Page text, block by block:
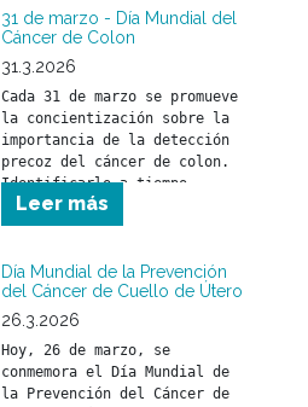
31 de marzo - Día Mundial del
Cáncer de Colon
31.3.2026
Cada 31 de marzo se promueve
la concientización sobre la
importancia de la detección
precoz del cáncer de colon.
Identificarlo a tiempo
permite iniciar un
tratamiento oportuno y
salud.
Leer más
Día Mundial de la Prevención
del Cáncer de Cuello de Útero
26.3.2026
Hoy, 26 de marzo, se
conmemora el Día Mundial de
la Prevención del Cáncer de